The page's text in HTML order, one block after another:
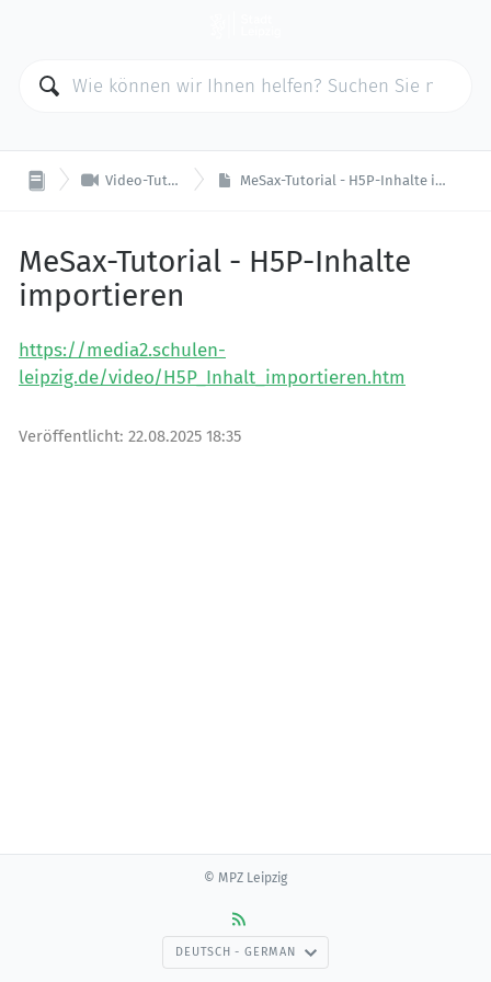
 Video-Tutorials MeSax-Tutorial - H5P-Inhalte importieren
MeSax-Tutorial - H5P-Inhalte
importieren
https://media2.schulen-
leipzig.de/video/H5P_Inhalt_importieren.htm
Veröffentlicht: 22.08.2025 18:35
© MPZ Leipzig
DEUTSCH - GERMAN